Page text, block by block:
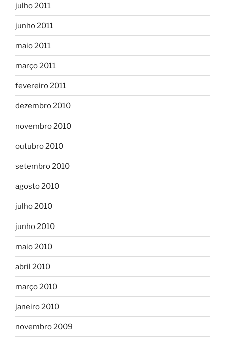
julho 2011
junho 2011
maio 2011
março 2011
fevereiro 2011
dezembro 2010
novembro 2010
outubro 2010
setembro 2010
agosto 2010
julho 2010
junho 2010
maio 2010
abril 2010
março 2010
janeiro 2010
novembro 2009